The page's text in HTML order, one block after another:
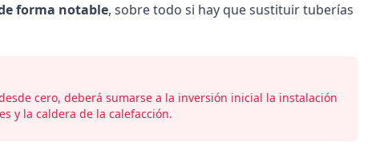
forma notable, sobre todo si hay que sustituir tuberías
cero, deberá sumarse a la inversión inicial la instalación
y la caldera de la calefacción.